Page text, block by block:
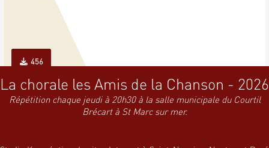
456
La chorale les Amis de la Chanson - 2026
Répétition chaque jeudi à 20h30 à la salle municipale du Courtil
Brécart à St Marc sur mer.